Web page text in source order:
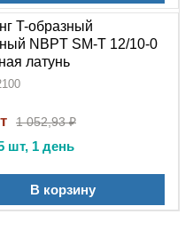
T-образный
NBPT SM-T 12/10-0
латунь
1 052,93 ₽
шт, 1 день
В корзину